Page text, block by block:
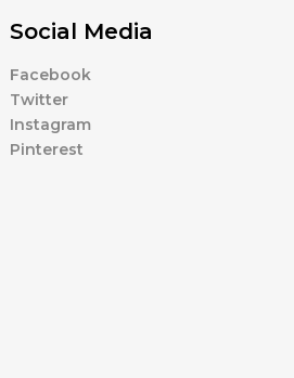
Social Media
Facebook
Twitter
Instagram
Pinterest